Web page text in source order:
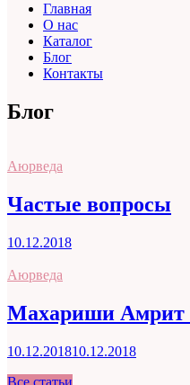
Главная
О нас
Каталог
Блог
Контакты
Блог
Аюрведа
Частые вопросы
10.12.2018
Аюрведа
Махариши Амрит
10.12.201810.12.2018
Все статьи